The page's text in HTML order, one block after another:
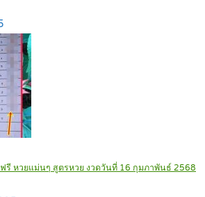
ฟรี หวยแม่นๆ สูตรหวย งวดวันที่ 16 กุมภาพันธ์ 2568